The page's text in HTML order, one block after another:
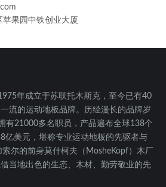
苹果园中铁创业大厦
年成立于苏联托木斯克，至今已有40
流的运动地板品牌。历经漫长的品牌岁
有21000多名职员，产品遍布全球138个
亿美元，堪称专业运动地板的先驱者与
尔的前身莫什柯夫（MosheKopf）木厂
当地出色的生态、木材、勤劳敬业的先